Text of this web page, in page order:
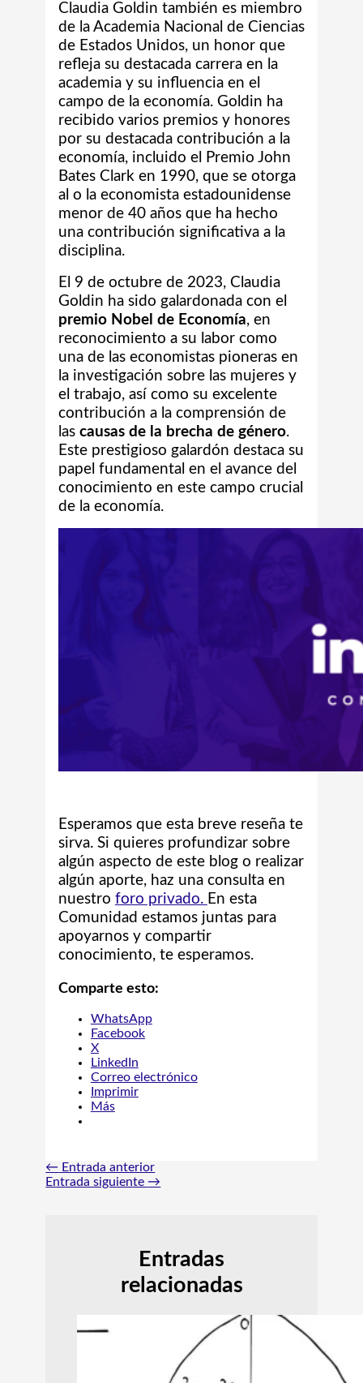
Claudia Goldin también es miembro
de la Academia Nacional de Ciencias
de Estados Unidos, un honor que
refleja su destacada carrera en la
academia y su influencia en el
campo de la economía. Goldin ha
recibido varios premios y honores
por su destacada contribución a la
economía, incluido el Premio John
Bates Clark en 1990, que se otorga
al o la economista estadounidense
menor de 40 años que ha hecho
una contribución significativa a la
disciplina.
El 9 de octubre de 2023, Claudia
Goldin ha sido galardonada con el
premio Nobel de Economía, en
reconocimiento a su labor como
una de las economistas pioneras en
la investigación sobre las mujeres y
el trabajo, así como su excelente
contribución a la comprensión de
las causas de la brecha de género.
Este prestigioso galardón destaca su
papel fundamental en el avance del
conocimiento en este campo crucial
de la economía.
Esperamos que esta breve reseña te
sirva. Si quieres profundizar sobre
algún aspecto de este blog o realizar
algún aporte,haz una consulta en
nuestro foro privado. En esta
Comunidad estamos juntas para
apoyarnos y compartir
conocimiento, te esperamos.
Comparte esto:
WhatsApp
Facebook
X
LinkedIn
Correo electrónico
Imprimir
Más
← Entrada anterior
Entrada siguiente →
Entradas
relacionadas